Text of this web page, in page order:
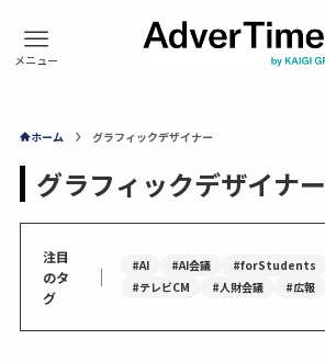
ホーム グラフィックデザイナー
グラフィックデザイナー
注目
のタ
グ
｜ #AI #AI会議 #forStudents
#テレビCM
#人財会議 #広報